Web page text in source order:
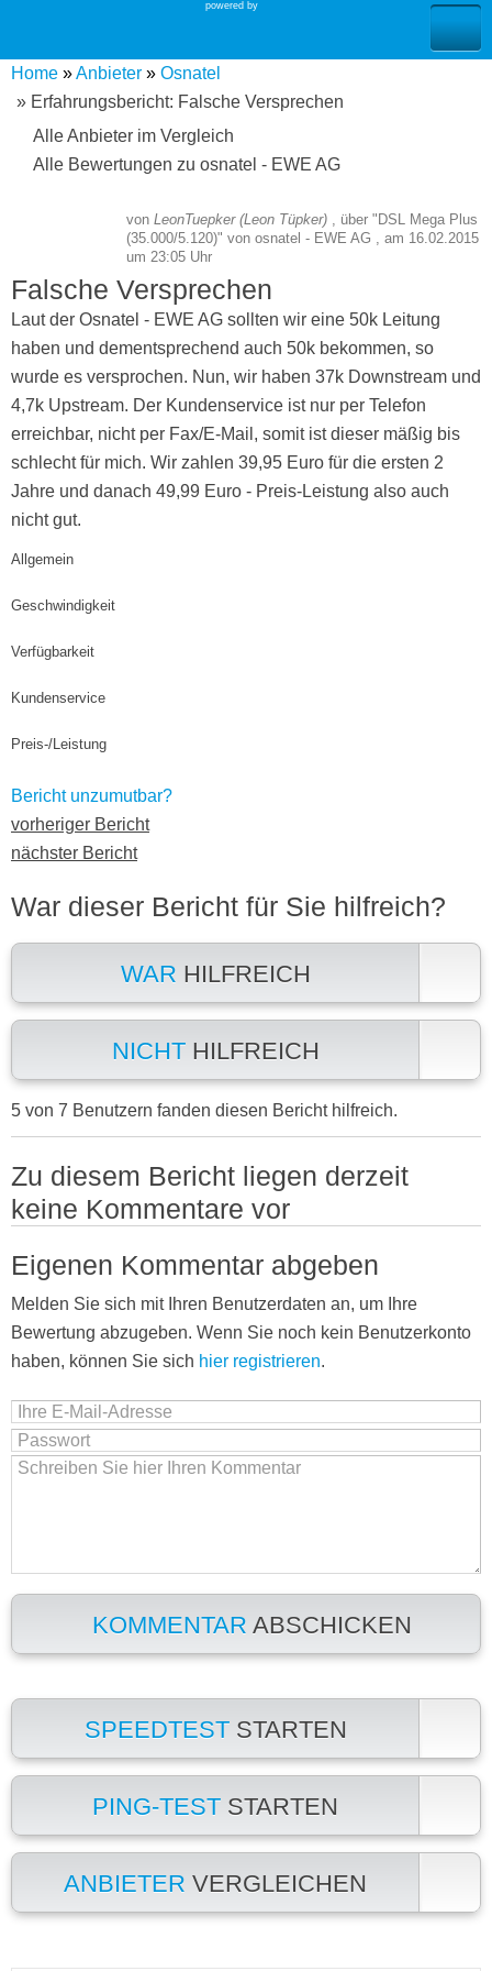
powered by
Home Anbieter
Osnatel
» Erfahrungsbericht: Falsche Versprechen
Alle Anbieter im Vergleich
Alle Bewertungen zu osnatel - EWE AG
von LeonTuepker (Leon Tüpker) , über " DSL Mega Plus
(35.000/5.120)" von osnatel - EWE AG , am 16.02.2015
um 23:05 Uhr
Falsche Versprechen
Laut der Osnatel - EWE AG sollten wir eine 50k Leitung
haben und dementsprechend auch 50k bekommen, so
wurde es versprochen. Nun, wir haben 37k Downstream und
4,7k Upstream. Der Kundenservice ist nur per Telefon
erreichbar, nicht per Fax/E-Mail, somit ist dieser mäßig bis
schlecht für mich. Wir zahlen 39,95 Euro für die ersten 2
Jahre und danach 49,99 Euro - Preis-Leistung also auch
nicht gut.
Allgemein
Geschwindigkeit
Verfügbarkeit
Kundenservice
Preis-/Leistung
Bericht unzumutbar?
vorheriger Bericht
nächster Bericht
War dieser Bericht für Sie hilfreich?
WAR HILFREICH
NICHTHILFREICH
5 von 7 Benutzern fanden diesen Bericht hilfreich.
Zu diesem Bericht liegen derzeit
keine Kommentare vor
Eigenen Kommentar abgeben
Melden Sie sich mit Ihren Benutzerdaten an, um Ihre
Bewertung abzugeben. Wenn Sie noch kein Benutzerkonto
haben, können Sie sich hier registrieren.
KOMMENTAR ABSCHICKEN
SPEEDTESTSTARTEN
PING-TEST STARTEN
ANBIETER VERGLEICHEN